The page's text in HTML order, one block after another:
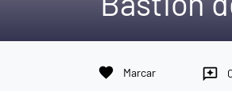
favorite Marcar reviews